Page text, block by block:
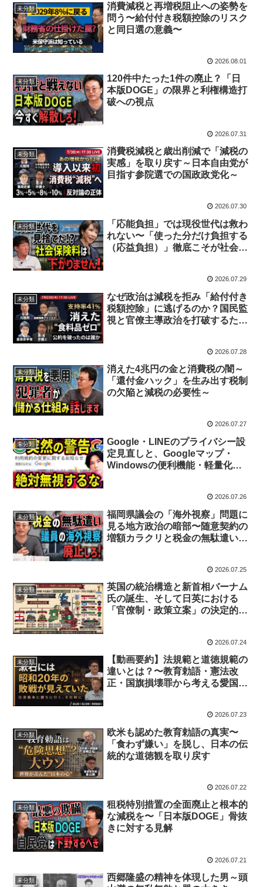
未分類
消費減税と再増税阻止への姿勢を
問う〜給付付き税額控除のリスク
と同日選の意義〜
2026.08.01
未分類
120件中たった1件の廃止？「日
本版DOGE」の限界と利権構造打
破への視点
2026.07.31
未分類
消費税減税と歳出削減で「減税の
実感」を取り戻す～日本自由党が
目指す参院選での国政政党化～
2026.07.30
未分類
「応能負担」では現役世代は救わ
れない〜「使った分だけ負担する
（応益負担）」徹底こそが社会保
2026.07.29
未分類
なぜ政治は減税を拒み「給付付き
税額控除」に逃げるのか？国民監
視と官僚主導政治を打破するため
2026.07.28
未分類
消えた4兆円の金と消費税の闇～
「還付金ハック」を生み出す税制
の欠陥と減税の必要性～
2026.07.27
未分類
Google・LINEのプライバシー設
定見直しと、Googleマップ・
Windowsの便利機能・軽量化を
2026.07.26
未分類
福岡県議会の「海外視察」問題に
見る地方政治の暗部〜随意契約の
増額カラクリと税金の無駄遣いを
2026.07.25
未分類
英国の統治構造と新首相バーナム
氏の誕生、そして日英における
「官僚制・政策立案」の決定的な
2026.07.24
未分類
【動画要約】法規範と道徳規範の
違いとは？〜教育勅語・憲法改
正・国旗損壊罪から考える愛国心
2026.07.23
未分類
欧米も認めた教育勅語の真実〜
「食わず嫌い」を脱し、日本の伝
統的な道徳観を取り戻す
2026.07.22
未分類
租税特別措置の全面廃止と根本的
な減税を〜「日本版DOGE」骨抜
きに対する見解
2026.07.21
未分類
西郷隆盛の精神を体現した男～頭